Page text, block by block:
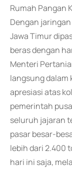
Rumah Pangan
Dengan
Jawa Timur
beras dengan
Menteri
langsung dalam
apresiasi atas
pemerintah
seluruh jajaran
pasar besar-
lebih dari 2.400
hari ini saja,